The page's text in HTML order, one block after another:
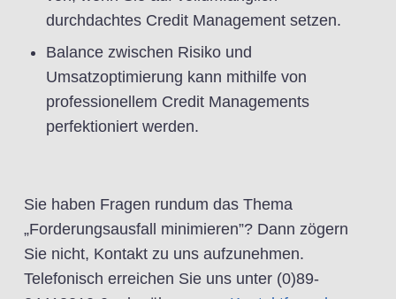
durchdachtes Credit Management setzen.
Balance zwischen Risiko und
Umsatzoptimierung kann mithilfe von
professionellem Credit Managements
perfektioniert werden.
Sie haben Fragen rundum das Thema
„Forderungsausfall minimieren”? Dann zögern
Sie nicht, Kontakt zu uns aufzunehmen.
Telefonisch erreichen Sie uns unter (0)89-